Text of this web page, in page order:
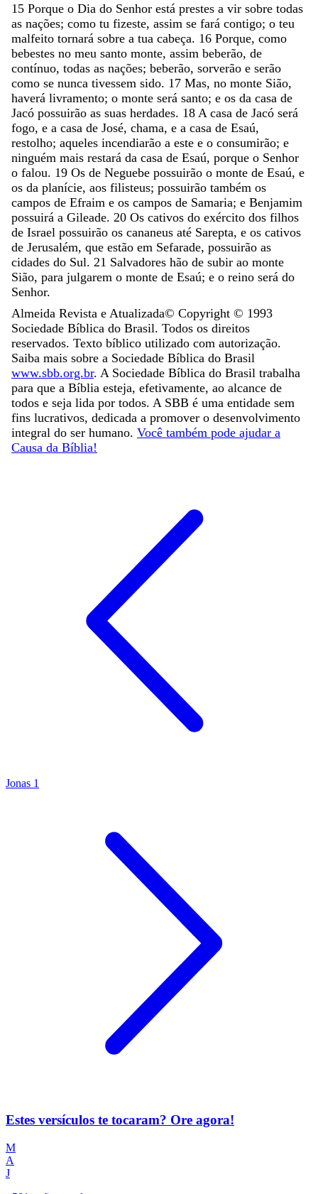
15 Porque o Dia do Senhor está prestes a vir sobre todas
as nações; como tu fizeste, assim se fará contigo; o teu
malfeito tornará sobre a tua cabeça. 16 Porque, como
bebestes no meu santo monte, assim beberão, de
contínuo, todas as nações; beberão, sorverão e serão
como se nunca tivessem sido. 17 Mas, no monte Sião,
haverá livramento; o monte será santo; e os da casa de
Jacó possuirão as suas herdades. 18 A casa de Jacó será
fogo, e a casa de José, chama, e a casa de Esaú,
restolho; aqueles incendiarão a este e o consumirão; e
ninguém mais restará da casa de Esaú, porque o Senhor
o falou. 19 Os de Neguebe possuirão o monte de Esaú, e
os da planície, aos filisteus; possuirão também os
campos de Efraim e os campos de Samaria; e Benjamim
possuirá a Gileade. 20 Os cativos do exército dos filhos
de Israel possuirão os cananeus até Sarepta, e os cativos
de Jerusalém, que estão em Sefarade, possuirão as
cidades do Sul. 21 Salvadores hão de subir ao monte
Sião, para julgarem o monte de Esaú; e o reino será do
Senhor.
Almeida Revista e Atualizada© Copyright © 1993
Sociedade Bíblica do Brasil. Todos os direitos
reservados. Texto bíblico utilizado com autorização.
Saiba mais sobre a Sociedade Bíblica do Brasil
www.sbb.org.br. A Sociedade Bíblica do Brasil trabalha
para que a Bíblia esteja, efetivamente, ao alcance de
todos e seja lida por todos. A SBB é uma entidade sem
fins lucrativos, dedicada a promover o desenvolvimento
integral do ser humano. Você também pode ajudar a
Causa da Bíblia!
Jonas 1
Estes versículos te tocaram? Ore agora!
M
A
J